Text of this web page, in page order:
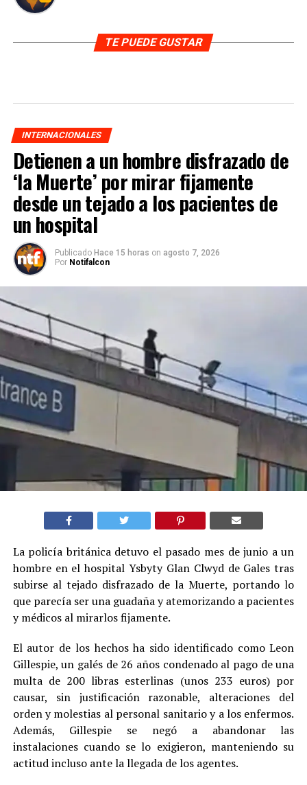
TE PUEDE GUSTAR
INTERNACIONALES
Detienen a un hombre disfrazado de
‘la Muerte’ por mirar fijamente
desde un tejado a los pacientes de
un hospital
Publicado Hace 15 horas on agosto 7, 2026
Por Notifalcon
La policía británica detuvo el pasado mes de junio a un
hombre en el hospital Ysbyty Glan Clwyd de Gales tras
subirse al tejado disfrazado de la Muerte, portando lo
que parecía ser una guadaña y atemorizando a pacientes
y médicos al mirarlos fijamente.
El autor de los hechos ha sido identificado como Leon
Gillespie, un galés de 26 años condenado al pago de una
multa de 200 libras esterlinas (unos 233 euros) por
causar, sin justificación razonable, alteraciones del
orden y molestias al personal sanitario y a los enfermos.
Además, Gillespie se negó a abandonar las
instalaciones cuando se lo exigieron, manteniendo su
actitud incluso ante la llegada de los agentes.